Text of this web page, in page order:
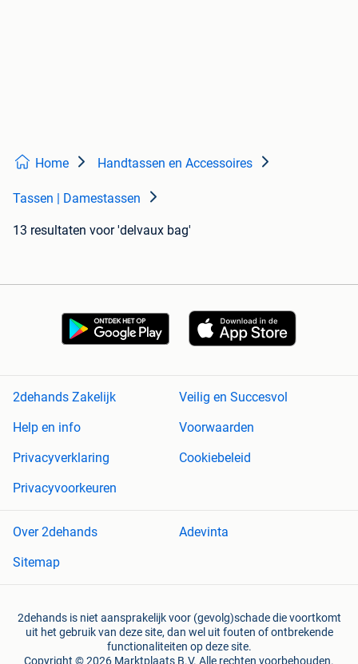
Home Handtassen en Accessoires
Tassen | Damestassen
13 resultaten voor 'delvaux bag'
2dehands Zakelijk
Veilig en Succesvol
Help en info
Voorwaarden
Privacyverklaring
Cookiebeleid
Privacyvoorkeuren
Over 2dehands
Adevinta
Sitemap
2dehands is niet aansprakelijk voor (gevolg)schade die voortkomt
uit het gebruik van deze site, dan wel uit fouten of ontbrekende
functionaliteiten op deze site.
Copyright © 2026 Marktplaats B.V. Alle rechten voorbehouden.